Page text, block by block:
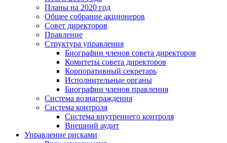
Планы на 2020 год
Общее собрание акционеров
Совет директоров
Правление
Структура управления
Биографии членов совета директоров
Комитеты совета директоров
Корпоративный секретарь
Исполнительные органы
Биографии членов правления
Система вознаграждения
Система контроля
Система внутреннего контроля
Внешний аудит
Управление рисками